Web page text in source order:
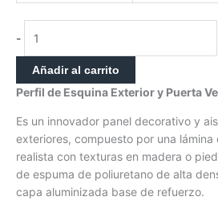
-
Añadir al carrito
Perfil de Esquina Exterior y Puerta
Es un innovador panel decorativo y
exteriores, compuesto por una
realista con texturas en madera o
de espuma de poliuretano de alta
capa aluminizada base de refuerzo.